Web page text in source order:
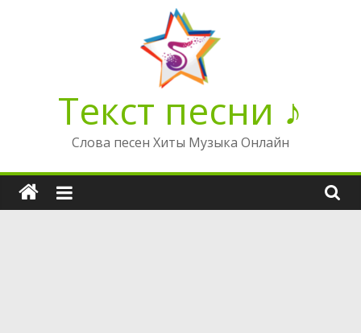
Текст песни ♪
Слова песен Хиты Музыка Онлайн